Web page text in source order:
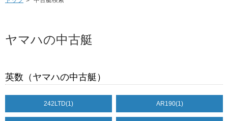
ヤマハの中古艇
英数（ヤマハの中古艇）
242LTD(1) AR190(1)